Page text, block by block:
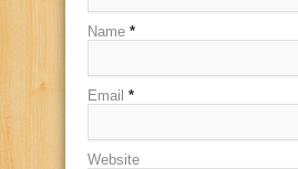
Name *
Email *
Website